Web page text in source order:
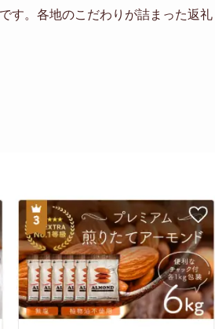
す。各地のこだわりが詰まった返礼